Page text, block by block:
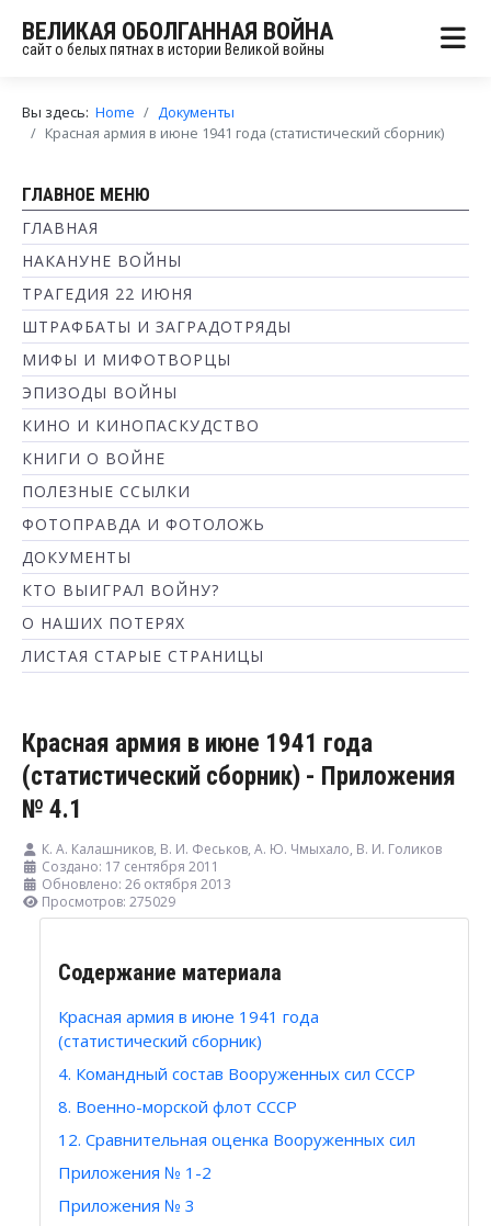
ВЕЛИКАЯ ОБОЛГАННАЯ ВОЙНА
сайт о белых пятнах в истории Великой войны
Вы здесь: Home
Документы
Красная армия в июне 1941 года (статистический сборник)
ГЛАВНОЕ МЕНЮ
ГЛАВНАЯ
НАКАНУНЕ ВОЙНЫ
ТРАГЕДИЯ 22 ИЮНЯ
ШТРАФБАТЫ И ЗАГРАДОТРЯДЫ
МИФЫ И МИФОТВОРЦЫ
ЭПИЗОДЫ ВОЙНЫ
КИНО И КИНОПАСКУДСТВО
КНИГИ О ВОЙНЕ
ПОЛЕЗНЫЕ ССЫЛКИ
ФОТОПРАВДА И ФОТОЛОЖЬ
ДОКУМЕНТЫ
КТО ВЫИГРАЛ ВОЙНУ?
О НАШИХ ПОТЕРЯХ
ЛИСТАЯ СТАРЫЕ СТРАНИЦЫ
Красная армия в июне 1941 года
(статистический сборник) - Приложения
№ 4.1
К. А. Калашников, В. И. Феськов, А. Ю. Чмыхало, В. И. Голиков
Создано: 17 сентября 2011
Обновлено: 26 октября 2013
Просмотров: 275029
Содержание материала
Красная армия в июне 1941 года
(статистический сборник)
4. Командный состав Вооруженных сил СССР
8. Военно-морской флот СССР
12. Сравнительная оценка Вооруженных сил
Приложения № 1-2
Приложения № 3